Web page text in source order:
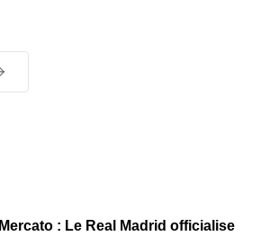
Mercato : Le Real Madrid officialise